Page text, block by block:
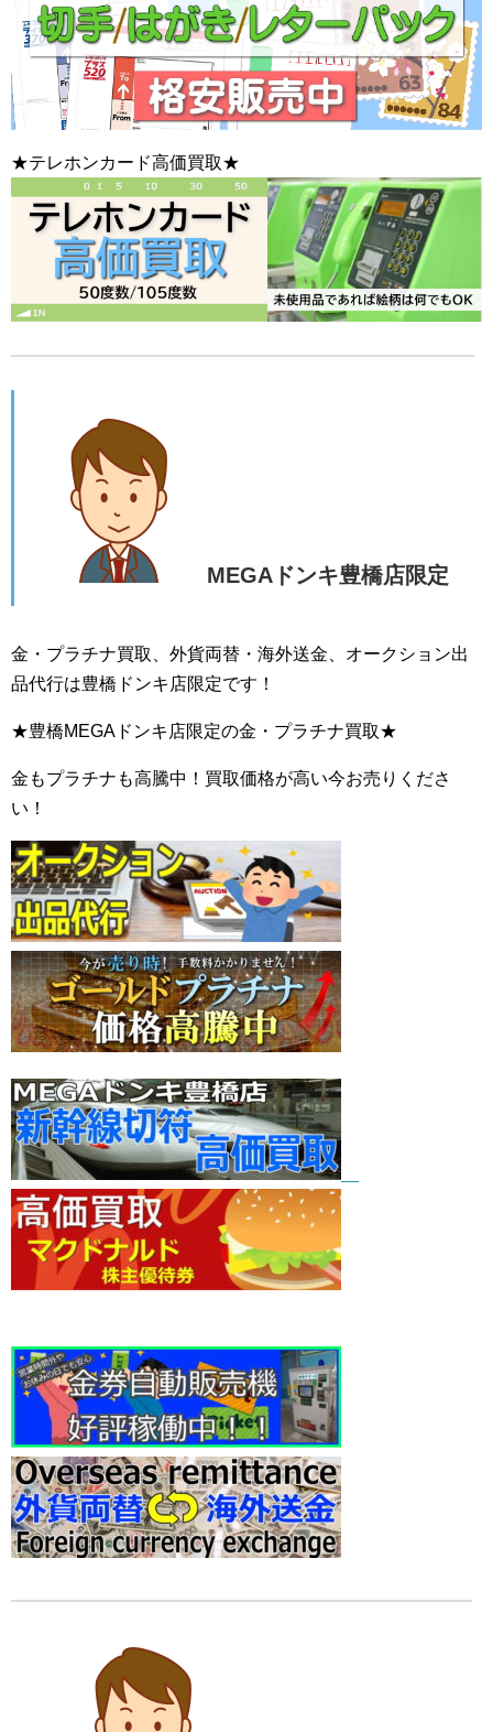
★テレホンカード高価買取★
MEGAドンキ豊橋店限定
金・プラチナ買取、外貨両替・海外送金、オークション出
品代行は豊橋ドンキ店限定です！
★豊橋MEGAドンキ店限定の金・プラチナ買取★
金もプラチナも高騰中！買取価格が高い今お売りくださ
い！